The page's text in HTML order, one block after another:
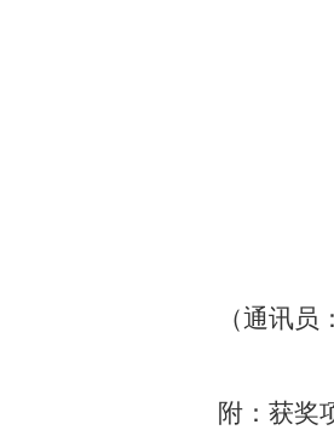
（通讯员
附：获奖